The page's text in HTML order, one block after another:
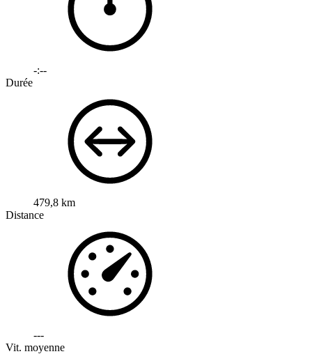
-:--
Durée
479,8 km
Distance
---
Vit. moyenne